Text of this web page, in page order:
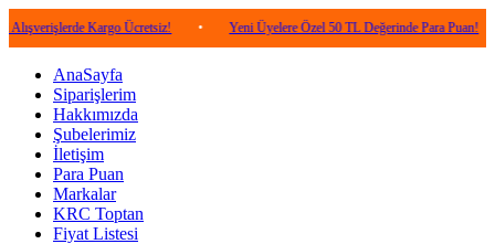
Kargo Ücretsiz! • Yeni Üyelere Özel 50 TL Değerinde Para Puan! •
AnaSayfa
Siparişlerim
Hakkımızda
Şubelerimiz
İletişim
Para Puan
Markalar
KRC Toptan
Fiyat Listesi